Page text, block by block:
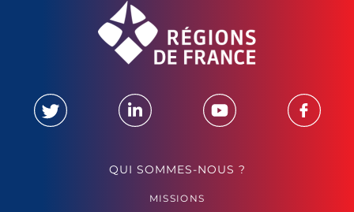
QUI SOMMES-NOUS ?
MISSIONS